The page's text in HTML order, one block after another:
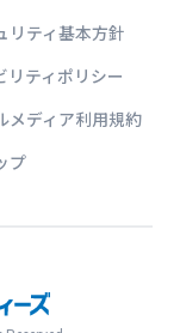
リティ基本方針
リティポリシー
メディア利用規約
プ